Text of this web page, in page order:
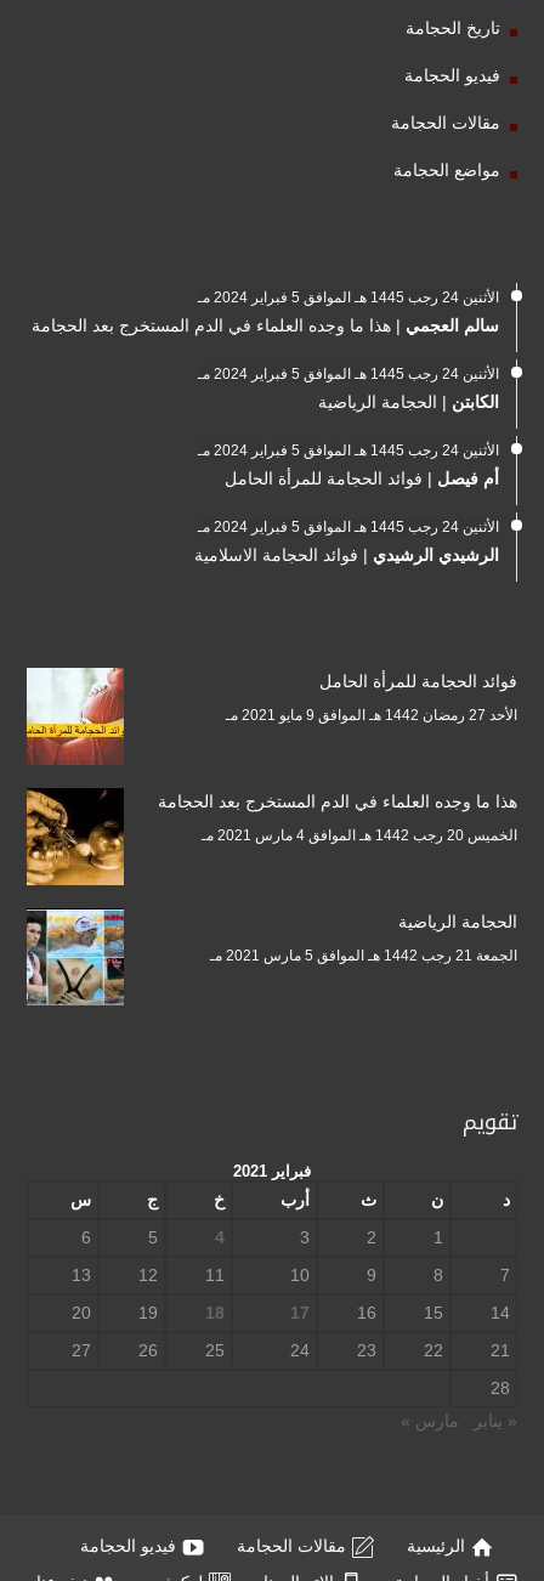
تاريخ الحجامة
فيديو الحجامة
مقالات الحجامة
مواضع الحجامة
الأثنين 24 رجب 1445 هـ الموافق 5 فبراير 2024 مـ
سالم العجمي | هذا ما وجده العلماء في الدم المستخرج بعد الحجامة
الأثنين 24 رجب 1445 هـ الموافق 5 فبراير 2024 مـ
الكابتن | الحجامة الرياضية
الأثنين 24 رجب 1445 هـ الموافق 5 فبراير 2024 مـ
أم فيصل | فوائد الحجامة للمرأة الحامل
الأثنين 24 رجب 1445 هـ الموافق 5 فبراير 2024 مـ
الرشيدي الرشيدي | فوائد الحجامة الاسلامية
فوائد الحجامة للمرأة الحامل
الأحد 27 رمضان 1442 هـ الموافق 9 مايو 2021 مـ
هذا ما وجده العلماء في الدم المستخرج بعد الحجامة
الخميس 20 رجب 1442 هـ الموافق 4 مارس 2021 مـ
الحجامة الرياضية
الجمعة 21 رجب 1442 هـ الموافق 5 مارس 2021 مـ
تقويم
فبراير 2021
د ن ث أرب خ ج
س
1
2
3
4
5
6
7
8
9
10
11
12
13
14
15
16
17
18
19
20
21
22
23
24
25
26
27
28
« يناير
مارس »
الرئيسية مقالات الحجامة
فيديو الحجامة